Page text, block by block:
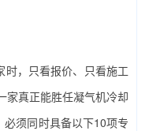
，只看报价、只看施工
家真正能胜任凝气机冷却
须同时具备以下10项专